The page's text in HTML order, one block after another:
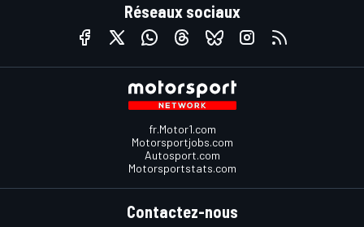
Réseaux sociaux
fr.Motor1.com
Motorsportjobs.com
Autosport.com
Motorsportstats.com
Contactez-nous